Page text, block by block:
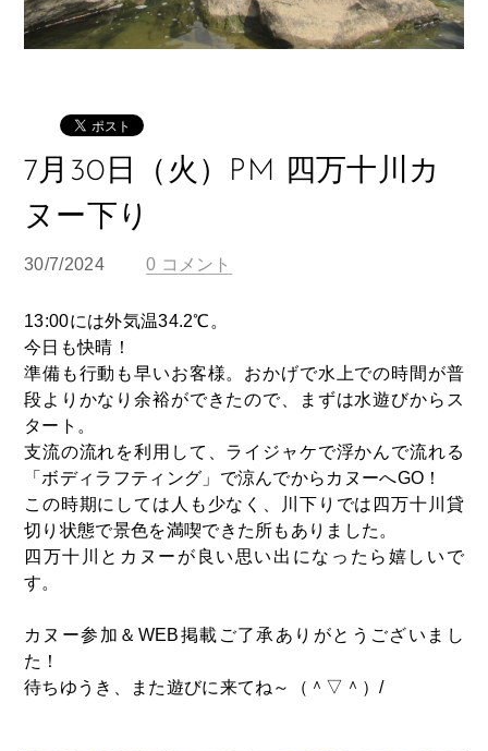
7月30日（火）PM 四万十川カ
ヌー下り
30/7/2024 0 コメント
13:00には外気温34.2℃。
今日も快晴！
準備も行動も早いお客様。おかげで水上での時間が普
段よりかなり余裕ができたので、まずは水遊びからス
タート。
支流の流れを利用して、ライジャケで浮かんで流れる
「ボディラフティング」で涼んでからカヌーへGO！
この時期にしては人も少なく、川下りでは四万十川貸
切り状態で景色を満喫できた所もありました。
四万十川とカヌーが良い思い出になったら嬉しいで
す。
カヌー参加＆WEB掲載ご了承ありがとうございまし
た！
待ちゆうき、また遊びに来てね～（＾▽＾）/